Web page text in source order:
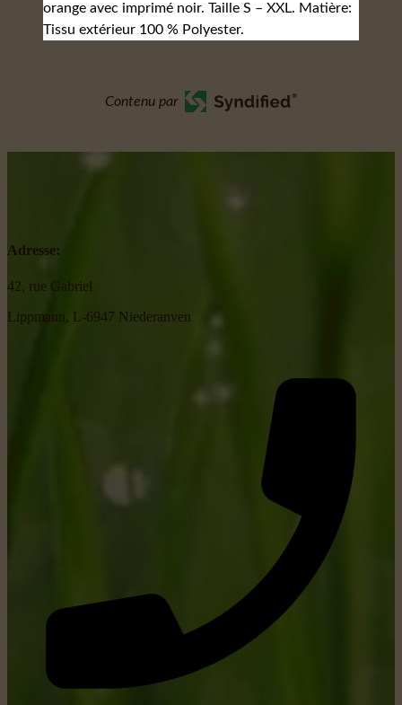
orange avec imprimé noir. Taille S – XXL. Matière:
Tissu extérieur 100 % Polyester.
Contenu par
Adresse:
42, rue Gabriel
Lippmann, L-6947 Niederanven